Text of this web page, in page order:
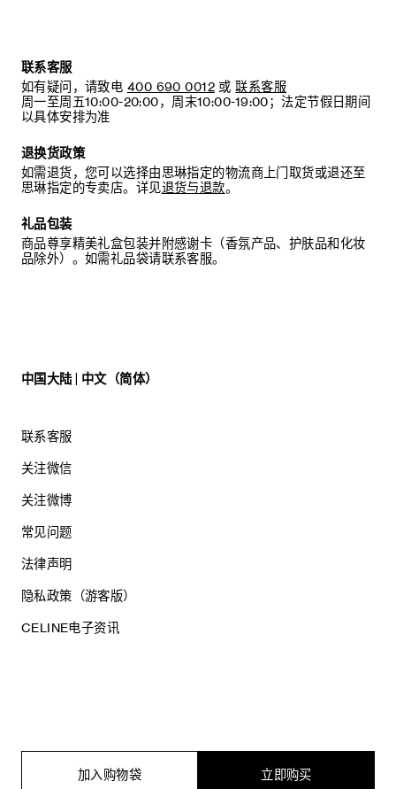
立即购买
加入购物袋
联系客服
如有疑问，请致电 400 690 0012 或 联系客服
周一至周五10:00-20:00，周末10:00-19:00；法定节假日期间
以具体安排为准
退换货政策
如需退货，您可以选择由思琳指定的物流商上门取货或退还至
思琳指定的专卖店。详见退货与退款。
礼品包装
商品尊享精美礼盒包装并附感谢卡（香氛产品、护肤品和化妆
品除外）。如需礼品袋请联系客服。
中国大陆 | 中文（简体）
联系客服
关注微信
关注微博
常见问题
法律声明
隐私政策（游客版）
CELINE电子资讯
思琳商贸（上海）有限公司
沪公网安备 31010602005569
电子营业执照